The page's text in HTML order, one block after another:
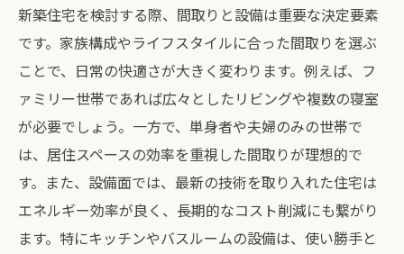
新築住宅を検討する際、間取りと設備は重要な決定要素
です。家族構成やライフスタイルに合った間取りを選ぶ
ことで、日常の快適さが大きく変わります。例えば、フ
ァミリー世帯であれば広々としたリビングや複数の寝室
が必要でしょう。一方で、単身者や夫婦のみの世帯で
は、居住スペースの効率を重視した間取りが理想的で
す。また、設備面では、最新の技術を取り入れた住宅は
エネルギー効率が良く、長期的なコスト削減にも繋がり
ます。特にキッチンやバスルームの設備は、使い勝手と